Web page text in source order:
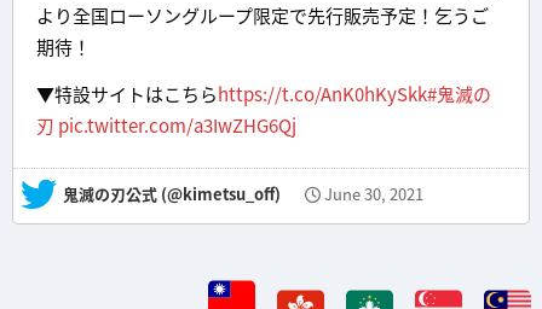
より全国ローソングループ限定で先行販売予定！乞うご
期待！
▼特設サイトはこちらhttps://t.co/AnK0hKySkk#鬼滅の
刃 pic.twitter.com/a3IwZHG6Qj
— 鬼滅の刃公式 (@kimetsu_off) June 30, 2021